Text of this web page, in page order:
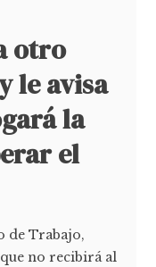
otro
le avisa
la
el
de Trabajo,
no recibirá al